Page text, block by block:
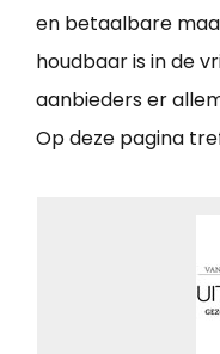
en betaalbare
houdbaar is in de
aanbieders er
Op deze pagina